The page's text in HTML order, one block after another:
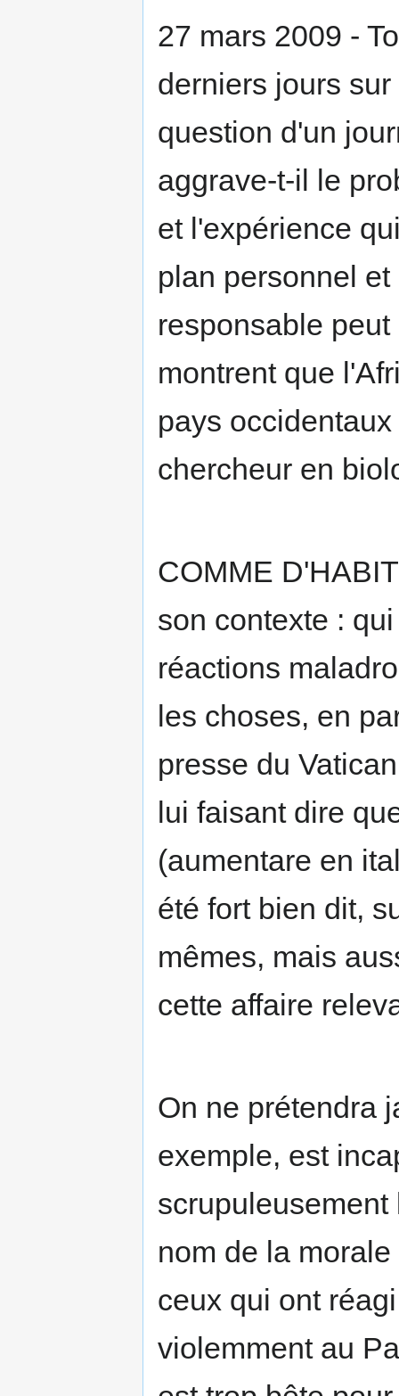
27 mars 2009 -
derniers jours
question d'un
aggrave-t-il le
et l'expérience
plan personnel
responsable
montrent que
pays
chercheur en
COMME
son contexte :
réactions
les choses, en
presse du
lui faisant dire
(aumentare en
été fort bien dit,
mêmes, mais
cette affaire
On ne prétendra
exemple, est
nom de la
ceux qui ont
violemment au